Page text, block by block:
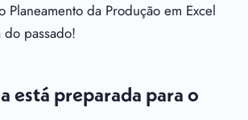
Planeamento da Produção em Excel
do passado!
está preparada para o